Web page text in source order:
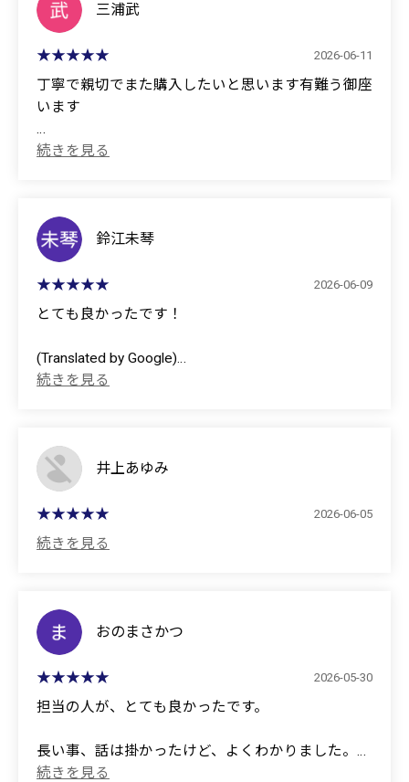
I hope to have a long and positive relationship with
Kusuhara Motors and Mr. Masataka in the future.
Thank you again.
Thank you very much for your courteous service
Kusuhara, and I've found them to be incredibly kind,
thorough, and easy to understand. The mechanics are
also very attentive, so I think this is the place to go for
anything related to cars. Thanks to them, I'm enjoying
a comfortable car life.
三浦武
2026-06-11
丁寧で親切でまた購入したいと思います有難う御座
います
(Translated by Google)
鈴江未琴
2026-06-09
とても良かったです！
(Translated by Google)
It was great!
井上あゆみ
2026-06-05
おのまさかつ
2026-05-30
担当の人が、とても良かったです。
長い事、話は掛かったけど、よくわかりました。
担当の人は、新人の方でした。